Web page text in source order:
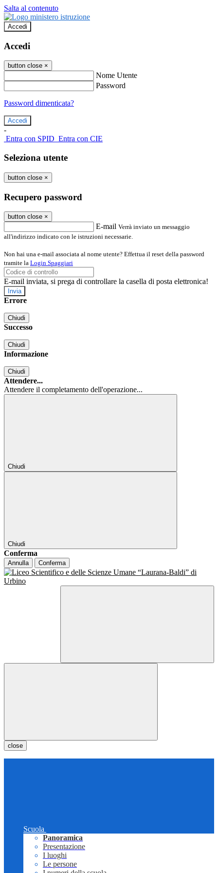
Salta al contenuto
Accedi
Accedi
button close ×
Nome Utente
Password
Password dimenticata?
-
Entra con SPID Entra con CIE
Seleziona utente
button close ×
Recupero password
button close ×
E-mail Verrà inviato un messaggio
all'indirizzo indicato con le istruzioni necessarie.
Non hai una e-mail associata al nome utente? Effettua il reset della password
tramite la Login Spaggiari
E-mail inviata, si prega di controllare la casella di posta elettronica!
Errore
Chiudi
Successo
Chiudi
Informazione
Chiudi
Attendere...
Attendere il completamento dell'operazione...
Chiudi
Chiudi
Conferma
Annulla Conferma
close
Scuola
Panoramica
Presentazione
I luoghi
Le persone